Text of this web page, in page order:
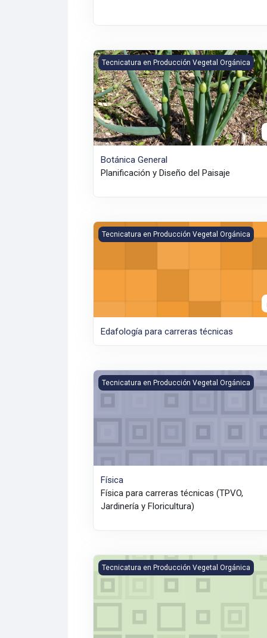
Botánica General
Tecnicatura en Producción Vegetal Orgánica
Botánica General
Planificación y Diseño del Paisaje
Edafología para carreras técnicas
Tecnicatura en Producción Vegetal Orgánica
Edafología para carreras técnicas
Física
Tecnicatura en Producción Vegetal Orgánica
Física
Física para carreras técnicas (TPVO,
Jardinería y Floricultura)
Industrialización de Vegetales Orgánicos
Tecnicatura en Producción Vegetal Orgánica